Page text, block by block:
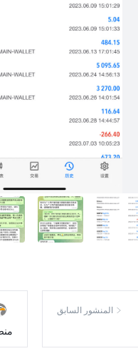
المنشور السابق